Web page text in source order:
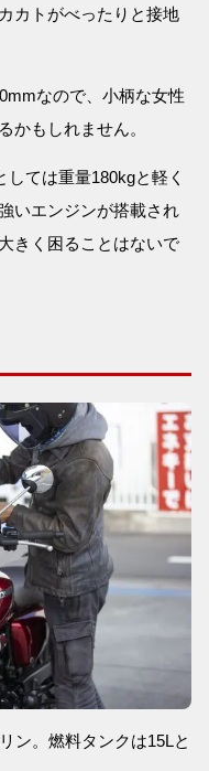
カトがべったりと接地
なので、小柄な女性
かもしれません。
ては重量180kgと軽く
いエンジンが搭載され
きく困ることはないで
ン。燃料タンクは15Lと